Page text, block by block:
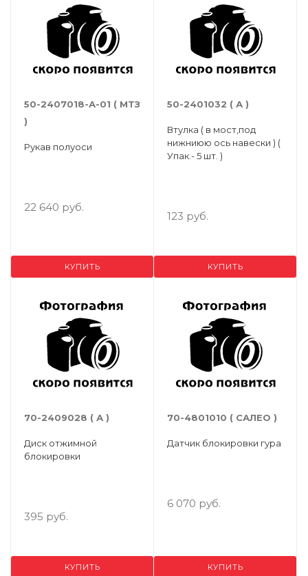
50-2407018-А-01 ( МТЗ
)
Рукав полуоси
22 640 руб.
КУПИТЬ
50-2401032 ( А )
Втулка ( в мост,под
нижниюю ось навески ) (
Упак.- 5 шт. )
123 руб.
КУПИТЬ
70-2409028 ( А )
Диск отжимной
блокировки
395 руб.
КУПИТЬ
70-4801010 ( САЛЕО )
Датчик блокировки гура
6 070 руб.
КУПИТЬ